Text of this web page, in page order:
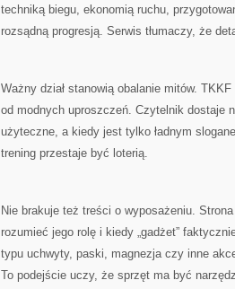
techniką biegu, ekonomią ruchu,
rozsądną progresją. Serwis tłumaczy, że
Ważny dział stanowią obalanie mitów.
od modnych uproszczeń. Czytelnik dostaje
użyteczne, a kiedy jest tylko ładnym
trening przestaje być loterią.
Nie brakuje też treści o wyposażeniu.
rozumieć jego rolę i kiedy „gadżet”
typu uchwyty, paski, magnezja czy inne
To podejście uczy, że sprzęt ma być